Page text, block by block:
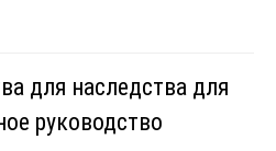
для наследства для
руководство